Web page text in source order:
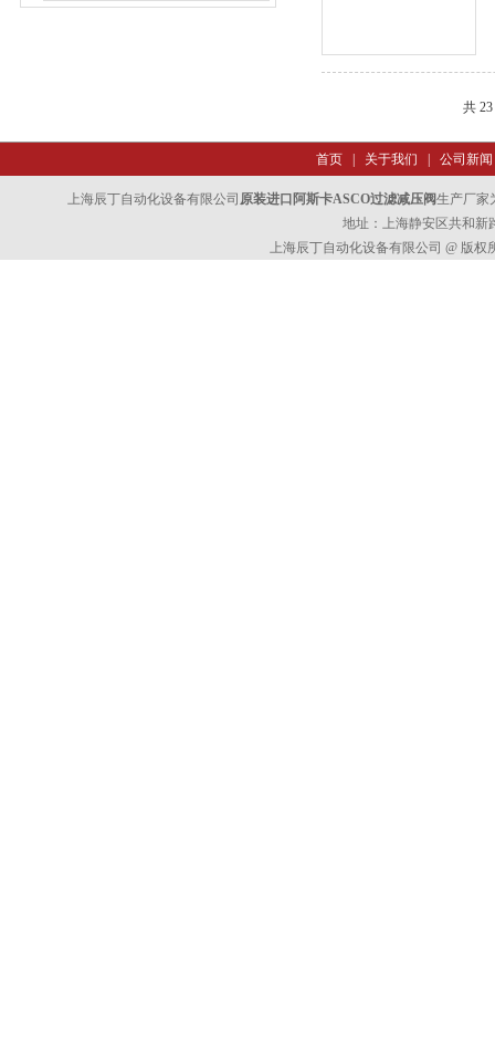
共
首页| 关于我们 公司新闻
上海辰丁自动化设备有限公司 原装进口阿斯卡ASCO过滤减压阀生产厂家
地址：上海静安区共和新
上海辰丁自动化设备有限公司 @ 版权